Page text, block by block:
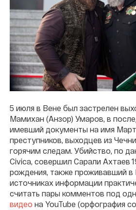
5 июля в Вене был застрелен
Мамихан (Анзор) Умаров, в
имевший документы на имя
преступников, выходцев из
горячим следам. Убийство, по
Civica, совершил Сарали Ахтаев
рождения, также проживавший в
источниках информации
считать пары комментов под
видео на YouTube (орфография